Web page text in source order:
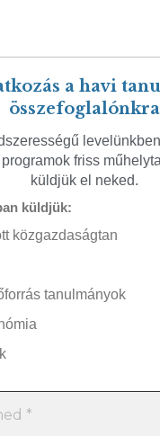
a havi
összefoglalónkra
friss
küldjük el neked.
küldjük:
közgazdaságtan
tanulmányok